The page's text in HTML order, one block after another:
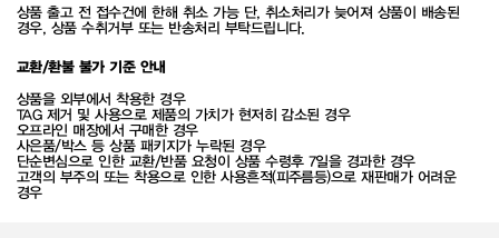
상품 출고 전 접수건에 한해 취소 가능 단, 취소처리가 늦어져 상품이 배송된
경우, 상품 수취거부 또는 반송처리 부탁드립니다.
교환/환불 불가 기준 안내
상품을 외부에서 착용한 경우
TAG 제거 및 사용으로 제품의 가치가 현저히 감소된 경우
오프라인 매장에서 구매한 경우
사은품/박스 등 상품 패키지가 누락된 경우
단순변심으로 인한 교환/반품 요청이 상품 수령후 7일을 경과한 경우
고객의 부주의 또는 착용으로 인한 사용흔적(피주름등)으로 재판매가 어려운
경우